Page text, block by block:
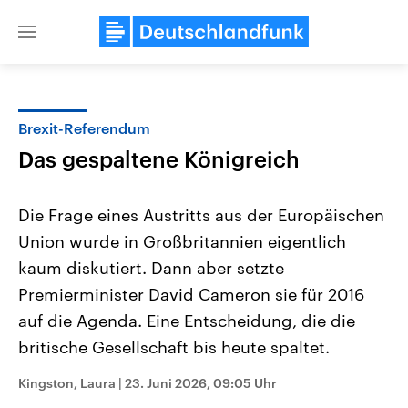
Close
Landtagswahl Sachsen-Anhalt
Alle Informationen
September 2026 einen neuen
Landtag. Seit 2021 wird das
USA
Aktuelle Beiträge,
Hintergründe
Wirtschaftlich und
gehören die Vereinigten
den mächtigsten Ländern
Brexit-Referendum
Das gespaltene Königreich
Die Frage eines Austritts aus der Europäischen
Union wurde in Großbritannien eigentlich
kaum diskutiert. Dann aber setzte
Premierminister David Cameron sie für 2016
auf die Agenda. Eine Entscheidung, die die
britische Gesellschaft bis heute spaltet.
Kingston, Laura | 23. Juni 2026, 09:05 Uhr